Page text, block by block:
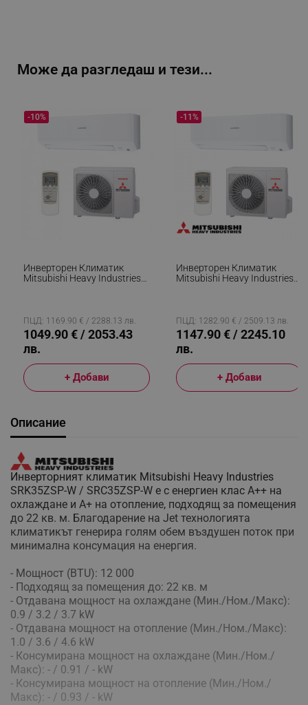
Може да разгледаш и тези...
Инверторен Климатик
Mitsubishi Heavy Industries
-10%
ПЦД: 1169.90 € / 2288.13 лв.
1049.90 € / 2053.43
лв.
+ Добави
Инверторен Климатик
Mitsubishi Heavy Industries
-11%
ПЦД: 1282.90 € / 2509.13 лв.
1147.90 € / 2245.10
лв.
+ Добави
Описание
Инверторният климатик Mitsubishi Heavy Industries
SRK35ZSP-W / SRC35ZSP-W е с енергиен клас А++ на
охлаждане и А+ на отопление, подходящ за помещения
до 22 кв. м. Благодарение на Jet технологията
климатикът генерира голям обем въздушен поток при
минимална консумация на енергия.
- Мощност (BTU): 12 000
- Подходящ за помещения до: 22 кв. м
- Отдавана мощност на охлаждане (Мин./Ном./Макс):
0.9 / 3.2 / 3.7 kW
- Отдавана мощност на отопление (Мин./Ном./Макс):
1.0 / 3.6 / 4.6 kW
- Консумирана мощност на охлаждане (Мин./Ном./
Макс): - / 0.91 / - kW
- Консумирана мощност на отопление (Мин./Ном./
Макс): - / 0.93 / - kW